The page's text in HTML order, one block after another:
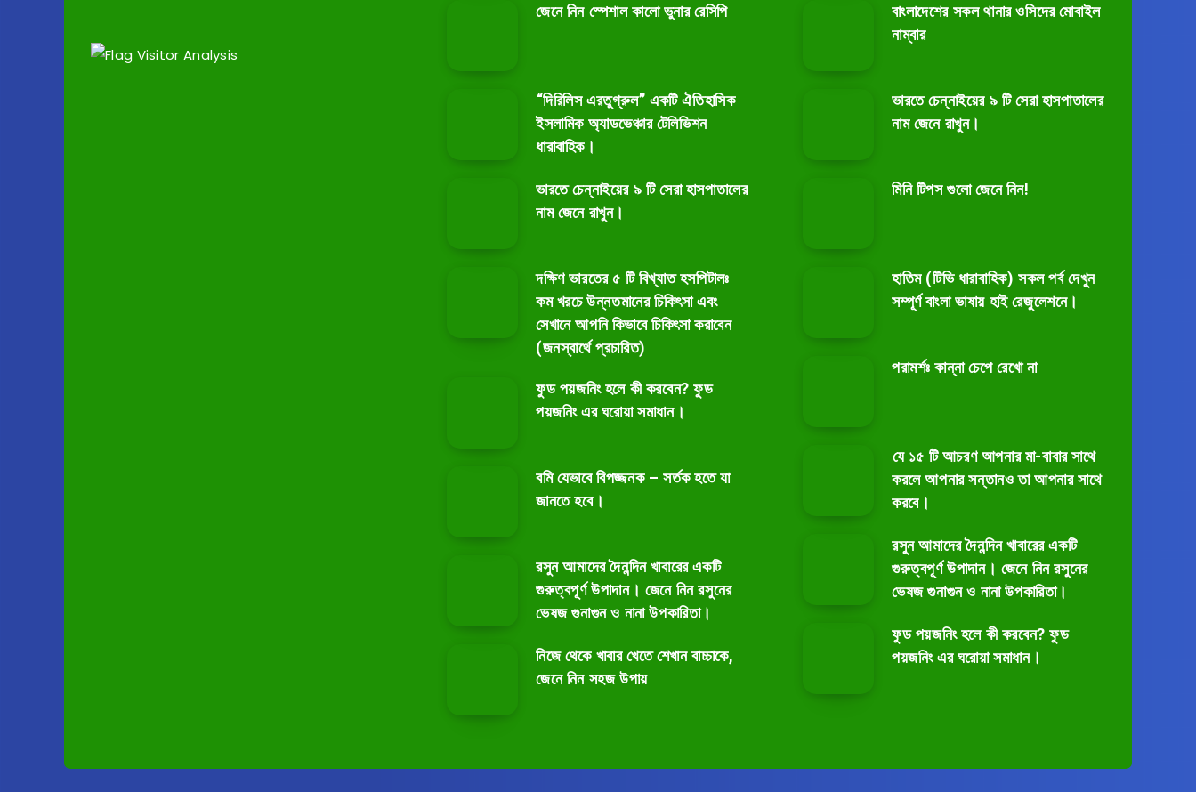
জেনে নিন স্পেশাল কালো ভুনার রেসিপি
⁣“দিরিলিস এরতুগ্রুল” একটি ঐতিহাসিক
ইসলামিক অ্যাডভেঞ্চার টেলিভিশন
ধারাবাহিক।
ভারতে চেন্নাইয়ের ৯ টি সেরা হাসপাতালের
নাম জেনে রাখুন।
দক্ষিণ ভারতের ৫ টি বিখ্যাত হসপিটালঃ
কম খরচে উন্নতমানের চিকিৎসা এবং
সেখানে আপনি কিভাবে চিকিৎসা করাবেন
(জনস্বার্থে প্রচারিত)
ফুড পয়জনিং হলে কী করবেন? ফুড
পয়জনিং এর ঘরোয়া সমাধান।
বমি যেভাবে বিপজ্জনক – সর্তক হতে যা
জানতে হবে।
রসুন আমাদের দৈনন্দিন খাবারের একটি
গুরুত্বপূর্ণ উপাদান। জেনে নিন রসুনের
ভেষজ গুনাগুন ও নানা উপকারিতা।
নিজে থেকে খাবার খেতে শেখান বাচ্চাকে,
জেনে নিন সহজ উপায়
বাংলাদেশের সকল থানার ওসিদের মোবাইল
নাম্বার
ভারতে চেন্নাইয়ের ৯ টি সেরা হাসপাতালের
নাম জেনে রাখুন।
মিনি টিপস গুলো জেনে নিন!
হাতিম (টিভি ধারাবাহিক) সকল পর্ব দেখুন
সম্পূর্ণ বাংলা ভাষায় হাই রেজুলেশনে।
পরামর্শঃ কান্না চেপে রেখো না
⁣যে ১৫ টি আচরণ আপনার মা-বাবার সাথে
করলে আপনার সন্তানও তা আপনার সাথে
করবে।
রসুন আমাদের দৈনন্দিন খাবারের একটি
গুরুত্বপূর্ণ উপাদান। জেনে নিন রসুনের
ভেষজ গুনাগুন ও নানা উপকারিতা।
ফুড পয়জনিং হলে কী করবেন? ফুড
পয়জনিং এর ঘরোয়া সমাধান।